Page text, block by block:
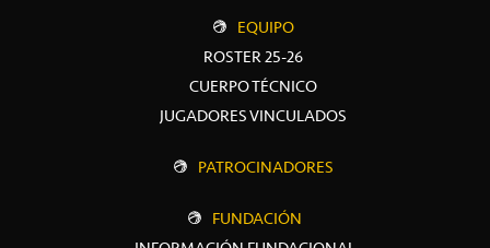
EQUIPO
ROSTER 25-26
CUERPO TÉCNICO
JUGADORES VINCULADOS
PATROCINADORES
FUNDACIÓN